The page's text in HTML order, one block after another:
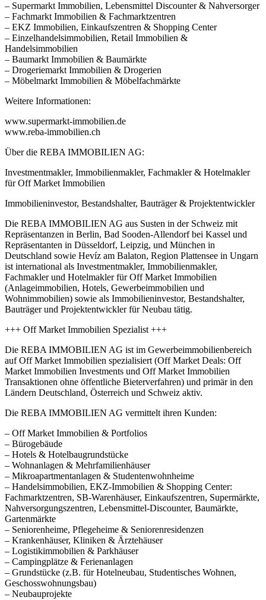
– Supermarkt Immobilien, Lebensmittel Discounter & Nahversorger
– Fachmarkt Immobilien & Fachmarktzentren
– EKZ Immobilien, Einkaufszentren & Shopping Center
– Einzelhandelsimmobilien, Retail Immobilien &
Handelsimmobilien
– Baumarkt Immobilien & Baumärkte
– Drogeriemarkt Immobilien & Drogerien
– Möbelmarkt Immobilien & Möbelfachmärkte
Weitere Informationen:
www.supermarkt-immobilien.de
www.reba-immobilien.ch
Über die REBA IMMOBILIEN AG:
Investmentmakler, Immobilienmakler, Fachmakler & Hotelmakler
für Off Market Immobilien
Immobilieninvestor, Bestandshalter, Bauträger & Projektentwickler
Die REBA IMMOBILIEN AG aus Susten in der Schweiz mit
Repräsentanzen in Berlin, Bad Sooden-Allendorf bei Kassel und
Repräsentanten in Düsseldorf, Leipzig, und München in
Deutschland sowie Hevíz am Balaton, Region Plattensee in Ungarn
ist international als Investmentmakler, Immobilienmakler,
Fachmakler und Hotelmakler für Off Market Immobilien
(Anlageimmobilien, Hotels, Gewerbeimmobilien und
Wohnimmobilien) sowie als Immobilieninvestor, Bestandshalter,
Bauträger und Projektentwickler für Neubau tätig.
+++ Off Market Immobilien Spezialist +++
Die REBA IMMOBILIEN AG ist im Gewerbeimmobilienbereich
auf Off Market Immobilien spezialisiert (Off Market Deals: Off
Market Immobilien Investments und Off Market Immobilien
Transaktionen ohne öffentliche Bieterverfahren) und primär in den
Ländern Deutschland, Österreich und Schweiz aktiv.
Die REBA IMMOBILIEN AG vermittelt ihren Kunden:
– Off Market Immobilien & Portfolios
– Bürogebäude
– Hotels & Hotelbaugrundstücke
– Wohnanlagen & Mehrfamilienhäuser
– Mikroapartmentanlagen & Studentenwohnheime
– Handelsimmobilien, EKZ-Immobilien & Shopping Center:
Fachmarktzentren, SB-Warenhäuser, Einkaufszentren, Supermärkte,
Nahversorgungszentren, Lebensmittel-Discounter, Baumärkte,
Gartenmärkte
– Seniorenheime, Pflegeheime & Seniorenresidenzen
– Krankenhäuser, Kliniken & Ärztehäuser
– Logistikimmobilien & Parkhäuser
– Campingplätze & Ferienanlagen
– Grundstücke (z.B. für Hotelneubau, Studentisches Wohnen,
Geschosswohnungsbau)
– Neubauprojekte